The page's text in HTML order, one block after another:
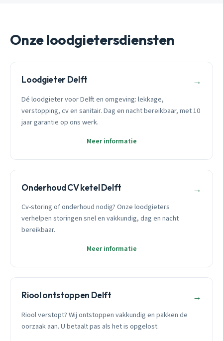
Onze loodgietersdiensten
Loodgieter Delft →
Dé loodgieter voor Delft en omgeving: lekkage,
verstopping, cv en sanitair. Dag en nacht bereikbaar, met 10
jaar garantie op ons werk.
Meer informatie
Onderhoud CV ketel Delft →
Cv-storing of onderhoud nodig? Onze loodgieters
verhelpen storingen snel en vakkundig, dag en nacht
bereikbaar.
Meer informatie
Riool ontstoppen Delft →
Riool verstopt? Wij ontstoppen vakkundig en pakken de
oorzaak aan. U betaalt pas als het is opgelost.